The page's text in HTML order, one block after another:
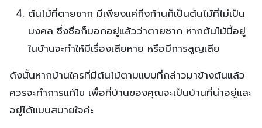
ต้นไม้ที่ตายซาก มีเพียงแค่กิ่งก้านก็เป็นต้นไม้ที่ไม่เป็น
มงคล ซึ่งชื่อก็บอกอยู่แล้วว่าตายซาก หากต้นไม้นี้อยู่
ในบ้านจะทำให้มีเรื่องเสียหาย หรือมีการสูญเสีย
ดังนั้นหากบ้านใครที่มีต้นไม้ตามแบบที่กล่าวมาข้างต้นแล้ว
ควรจะทำการแก้ไข เพื่อที่บ้านของคุณจะเป็นบ้านที่น่าอยู่และ
อยู่ได้แบบสบายใจค่ะ